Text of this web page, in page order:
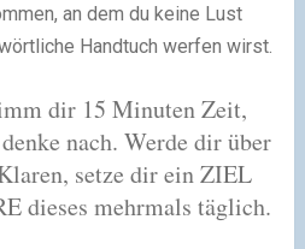
an dem du keine Lust
Handtuch werfen wirst.
dir 15 Minuten Zeit,
nach. Werde dir über
setze dir ein ZIEL
dieses mehrmals täglich.